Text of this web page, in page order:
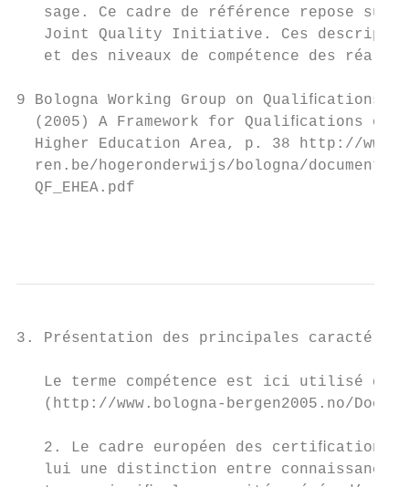
sage. Ce cadre de référence repose sur
Joint Quality Initiative. Ces
et des niveaux de compétence des
9 Bologna Working Group on Qualiﬁcations
(2005) A Framework for Qualiﬁcations of
Higher Education Area, p. 38 http://
ren.be/hogeronderwijs/bologna/documents/
  QF_EHEA.pdf
3. Présentation des principales
Le terme compétence est ici utilisé
(http://www.bologna-bergen2005.no/
2. Le cadre européen des certiﬁcations
lui une distinction entre